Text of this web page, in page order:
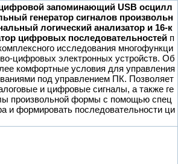
запоминающий USB осцилл
генератор сигналов произвольн
логический анализатор и 16-к
цифровых последовательностей п
исследования многофункци
цифровых электронных устройств. Об
комфортные условия для управления
под управлением ПК. Позволяет
и цифровые сигналы, а также ге
произвольной формы с помощью спец
и формировать последовательности ци